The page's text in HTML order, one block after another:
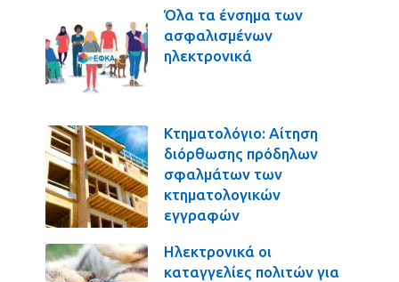
Όλα τα ένσημα των
ασφαλισμένων
ηλεκτρονικά
Κτηματολόγιο: Αίτηση
διόρθωσης πρόδηλων
σφαλμάτων των
κτηματολογικών
εγγραφών
Ηλεκτρονικά οι
καταγγελίες πολιτών για